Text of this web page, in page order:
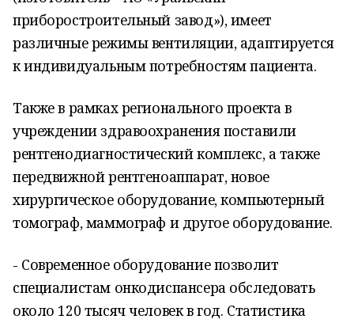
приборостроительный завод»), имеет
различные режимы вентиляции, адаптируется
к индивидуальным потребностям пациента.
Также в рамках регионального проекта в
учреждении здравоохранения поставили
рентгенодиагностический комплекс, а также
передвижной рентгеноаппарат, новое
хирургическое оборудование, компьютерный
томограф, маммограф и другое оборудование.
- Современное оборудование позволит
специалистам онкодиспансера обследовать
около 120 тысяч человек в год. Статистика